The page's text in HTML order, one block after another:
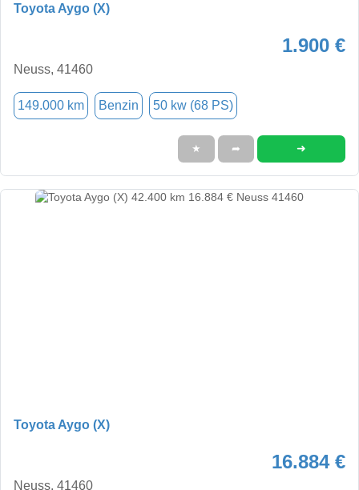
Toyota Aygo (X)
1.900 €
Neuss, 41460
149.000 km Benzin 50 kw (68 PS)
★ ➦ ➜
Toyota Aygo (X)
16.884 €
Neuss, 41460